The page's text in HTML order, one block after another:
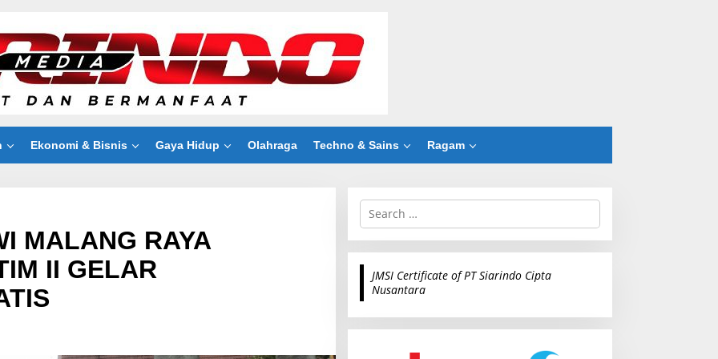
Ekonomi & Bisnis Gaya Hidup Olahraga Techno & Sains Ragam
MALANG RAYA
II GELAR
S
r
c
r
JMSI Certificate of PT Siarindo Cipta
Nusantara